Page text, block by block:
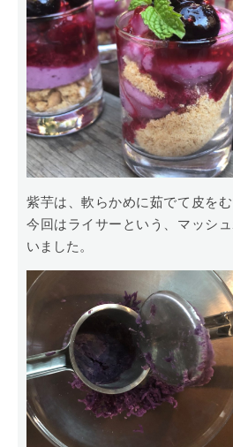
紫芋は、軟らかめに茹でて皮をむ
今回はライサーという、マッシ
いました。